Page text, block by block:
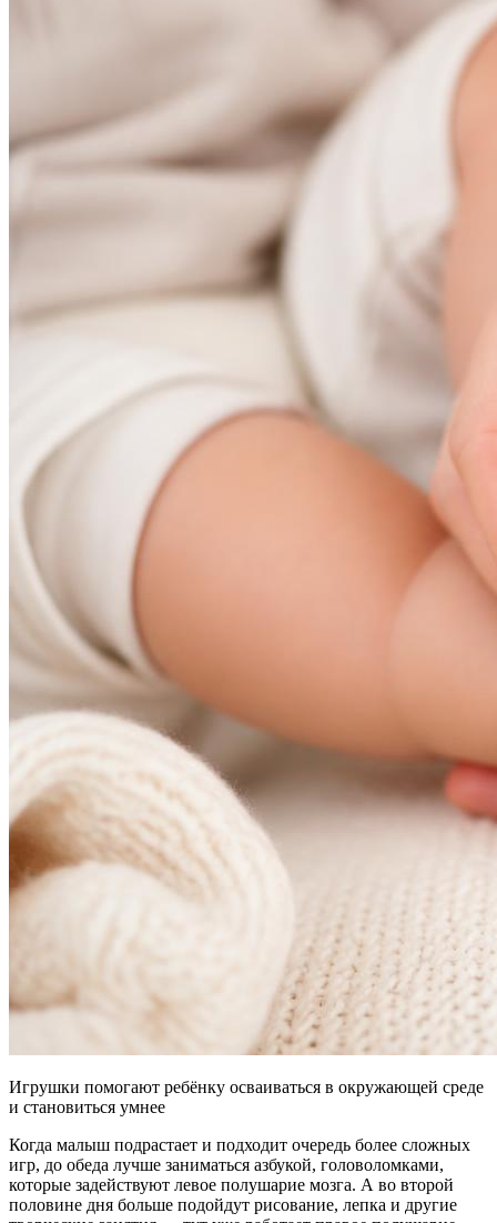
Игрушки помогают ребёнку осваиваться в окружающей среде
и становиться умнее
Когда малыш подрастает и подходит очередь более сложных
игр, до обеда лучше заниматься азбукой, головоломками,
которые задействуют левое полушарие мозга. А во второй
половине дня больше подойдут рисование, лепка и другие